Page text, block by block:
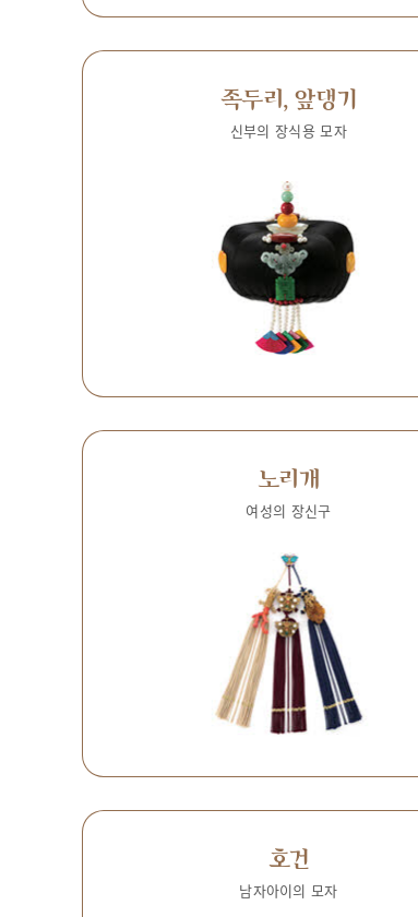
족두리, 앞댕기
신부의 장식용 모자
노리개
여성의 장신구
호건
남자아이의 모자